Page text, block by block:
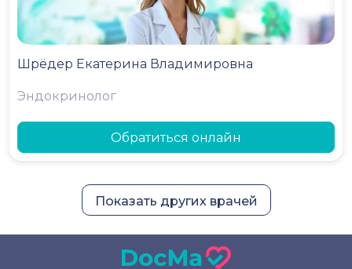
Шрёдер Екатерина Владимировна
Эндокринолог
Обратиться онлайн
Показать других врачей